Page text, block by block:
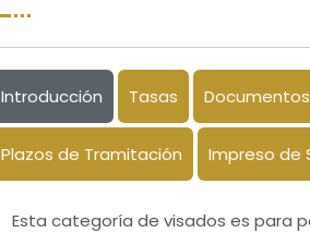
Introducción Tasas
Plazos de Tramitación Impreso de
Esta categoría de visados es para